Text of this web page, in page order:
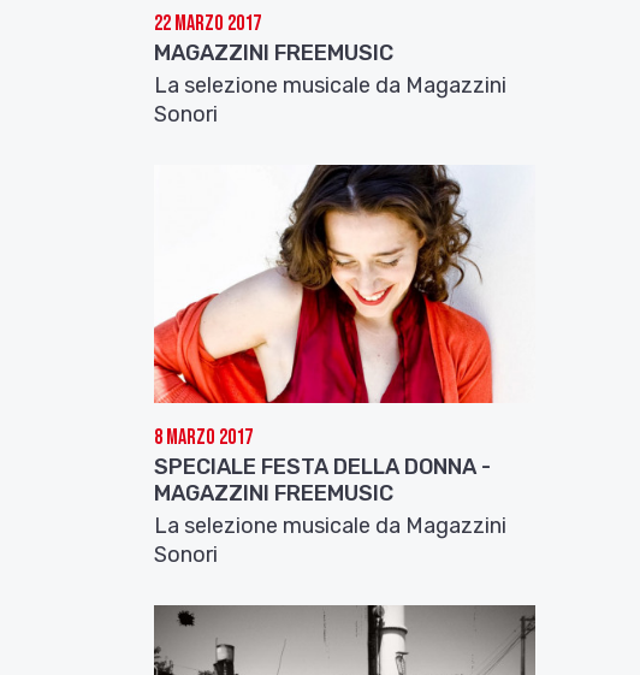
22 Marzo 2017
MAGAZZINI FREEMUSIC
La selezione musicale da Magazzini
Sonori
8 Marzo 2017
SPECIALE FESTA DELLA DONNA -
MAGAZZINI FREEMUSIC
La selezione musicale da Magazzini
Sonori